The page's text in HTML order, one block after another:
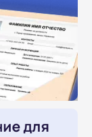
для